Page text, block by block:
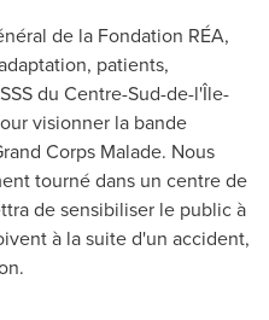
de la Fondation RÉA,
patients,
du Centre-Sud-de-l'Île-
visionner la bande
Corps Malade. Nous
tourné dans un centre de
de sensibiliser le public à
à la suite d'un accident,